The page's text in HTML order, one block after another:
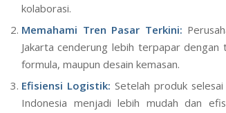
kolaborasi.
Memahami Tren Pasar Terkini:
Jakarta cenderung lebih terpapar
formula, maupun desain kemasan.
Efisiensi Logistik: Setelah produk
Indonesia menjadi lebih mudah dan